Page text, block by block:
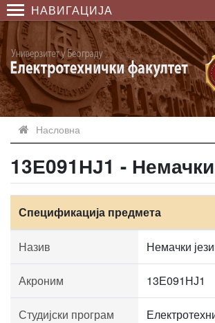
НАВИГАЦИЈА
Насловна
13Е091НЈ1 - Немачки
Спецификација предмета
Назив Немачки
Акроним 13Е091НЈ1
Студијски програм